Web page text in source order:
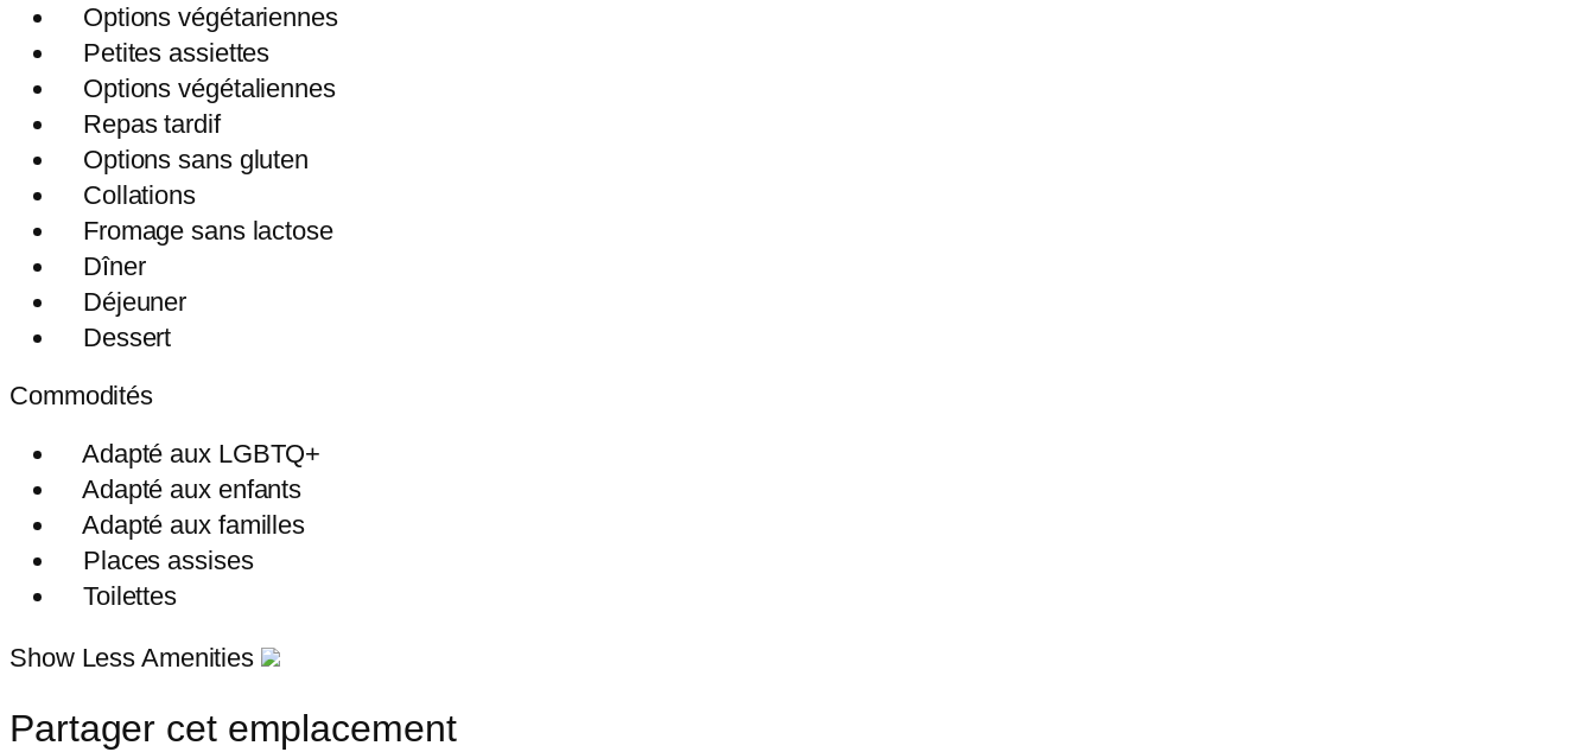
Options végétariennes
Petites assiettes
Options végétaliennes
Repas tardif
Options sans gluten
Collations
Fromage sans lactose
Dîner
Déjeuner
Dessert
Commodités
Adapté aux LGBTQ+
Adapté aux enfants
Adapté aux familles
Places assises
Toilettes
Show Less Amenities
Partager cet emplacement